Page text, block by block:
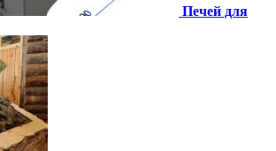
Печей для